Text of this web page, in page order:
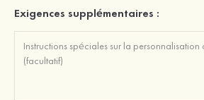
Exigences supplémentaires :